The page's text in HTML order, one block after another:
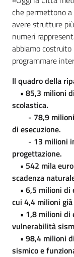
che permettono
avere strutture
numeri
abbiamo
programmare
Il quadro della
• 85,3 milioni
scolastica.
- 78,9 milioni
di esecuzione.
- 13 milioni
progettazione.
• 542 mila
scadenza
• 6,5 milioni di
cui 4,4 milioni
• 1,8 milioni di
vulnerabilità
• 98,4 milioni
sismico e